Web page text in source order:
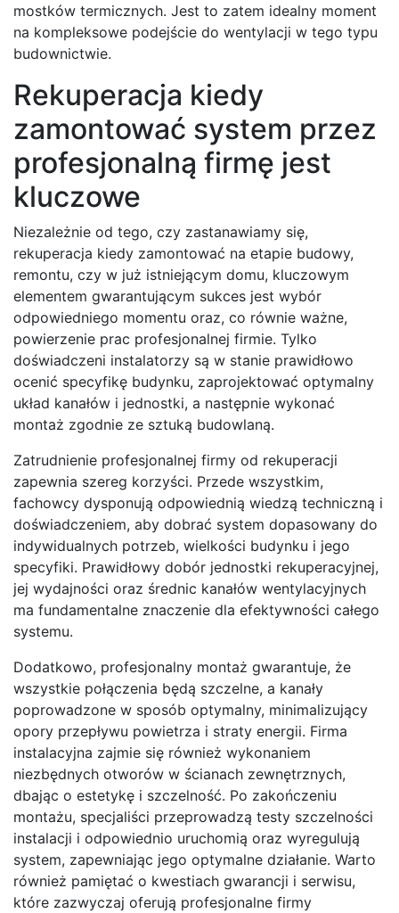
mostków termicznych. Jest to zatem idealny moment
na kompleksowe podejście do wentylacji w tego typu
budownictwie.
Rekuperacja kiedy
zamontować system przez
profesjonalną firmę jest
kluczowe
Niezależnie od tego, czy zastanawiamy się,
rekuperacja kiedy zamontować na etapie budowy,
remontu, czy w już istniejącym domu, kluczowym
elementem gwarantującym sukces jest wybór
odpowiedniego momentu oraz, co równie ważne,
powierzenie prac profesjonalnej firmie. Tylko
doświadczeni instalatorzy są w stanie prawidłowo
ocenić specyfikę budynku, zaprojektować optymalny
układ kanałów i jednostki, a następnie wykonać
montaż zgodnie ze sztuką budowlaną.
Zatrudnienie profesjonalnej firmy od rekuperacji
zapewnia szereg korzyści. Przede wszystkim,
fachowcy dysponują odpowiednią wiedzą techniczną i
doświadczeniem, aby dobrać system dopasowany do
indywidualnych potrzeb, wielkości budynku i jego
specyfiki. Prawidłowy dobór jednostki rekuperacyjnej,
jej wydajności oraz średnic kanałów wentylacyjnych
ma fundamentalne znaczenie dla efektywności całego
systemu.
Dodatkowo, profesjonalny montaż gwarantuje, że
wszystkie połączenia będą szczelne, a kanały
poprowadzone w sposób optymalny, minimalizujący
opory przepływu powietrza i straty energii. Firma
instalacyjna zajmie się również wykonaniem
niezbędnych otworów w ścianach zewnętrznych,
dbając o estetykę i szczelność. Po zakończeniu
montażu, specjaliści przeprowadzą testy szczelności
instalacji i odpowiednio uruchomią oraz wyregulują
system, zapewniając jego optymalne działanie. Warto
również pamiętać o kwestiach gwarancji i serwisu,
które zazwyczaj oferują profesjonalne firmy